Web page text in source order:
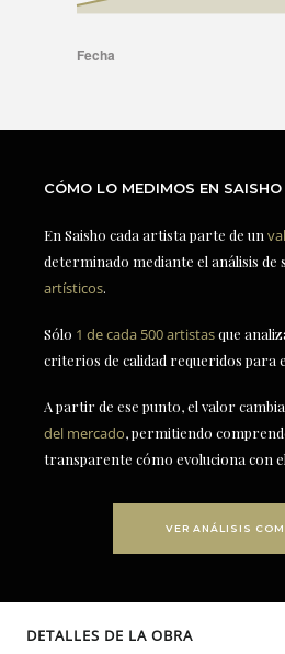
CÓMO LO MEDIMOS EN SAISHO
En Saisho cada artista parte de un
determinado mediante el análisis de
artísticos.
Sólo 1 de cada 500 artistasque
criterios de calidad requeridos para
A partir de ese punto, el valor
del mercado, permitiendo
transparente cómo evoluciona con
VER ANÁLISIS
DETALLES DE LA OBRA